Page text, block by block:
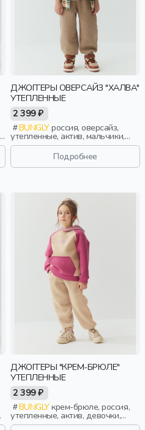
ДЖОГГЕРЫ ОВЕРСАЙЗ "ХАЛВА"
УТЕПЛЕННЫЕ
2 399 ₽
BUNGLYроссия, оверсайз,
утепленные, актив, мальчики,
малыши, дошкольники, дети
Подробнее
ДЖОГГЕРЫ "КРЕМ-БРЮЛЕ"
УТЕПЛЕННЫЕ
2 399 ₽
BUNGLYкрем-брюле, россия,
утепленные, актив, девочки,
малыши, дошкольники, дети